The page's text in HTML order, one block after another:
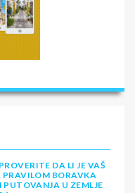
DA LI JE VAŠ
PRAVILOM BORAVKA
U ZEMLJE